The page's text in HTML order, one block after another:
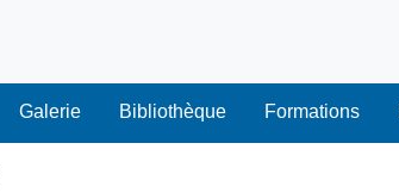
Galerie Bibliothèque Formations